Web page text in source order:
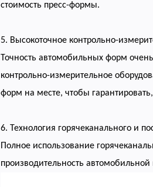
стоимость пресс-формы.
5. Высокоточное контрольно-
Точность автомобильных форм
контрольно-измерительное
форм на месте, чтобы
6. Технология горячеканального и
Полное использование
производительность